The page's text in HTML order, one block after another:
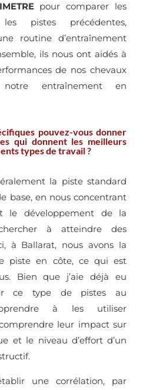
pour comparer les
pistes précédentes,
routine d’entraînement
ils nous ont aidés à
de nos chevaux
entraînement en
pouvez-vous donner
qui donnent les meilleurs
types de travail ?
la piste standard
base, en nous concentrant
le développement de la
à atteindre des
à Ballarat, nous avons la
piste en côte, ce qui est
Bien que j’aie déjà eu
ce type de pistes au
à les utiliser
leur impact sur
et le niveau d’effort d’un
une corrélation, par